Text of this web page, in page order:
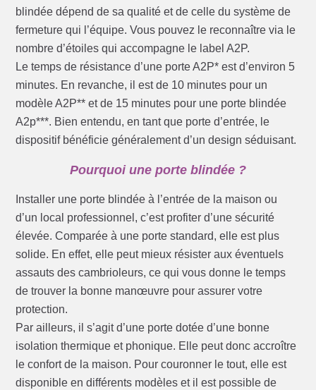
blindée dépend de sa qualité et de celle du système de
fermeture qui l’équipe. Vous pouvez le reconnaître via le
nombre d’étoiles qui accompagne le label A2P.
Le temps de résistance d’une porte A2P* est d’environ 5
minutes. En revanche, il est de 10 minutes pour un
modèle A2P** et de 15 minutes pour une porte blindée
A2p***. Bien entendu, en tant que porte d’entrée, le
dispositif bénéficie généralement d’un design séduisant.
Pourquoi une porte blindée ?
Installer une porte blindée à l’entrée de la maison ou
d’un local professionnel, c’est profiter d’une sécurité
élevée. Comparée à une porte standard, elle est plus
solide. En effet, elle peut mieux résister aux éventuels
assauts des cambrioleurs, ce qui vous donne le temps
de trouver la bonne manœuvre pour assurer votre
protection.
Par ailleurs, il s’agit d’une porte dotée d’une bonne
isolation thermique et phonique. Elle peut donc accroître
le confort de la maison. Pour couronner le tout, elle est
disponible en différents modèles et il est possible de